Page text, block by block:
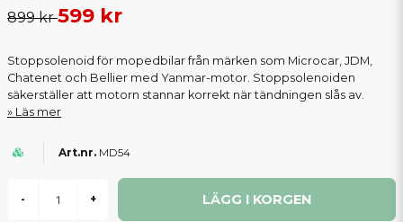
899 kr599 kr
Stoppsolenoid för mopedbilar från märken som Microcar, JDM,
Chatenet och Bellier med Yanmar-motor. Stoppsolenoiden
säkerställer att motorn stannar korrekt när tändningen slås av.
Läs mer
MD54
- + LÄGG I KORGEN